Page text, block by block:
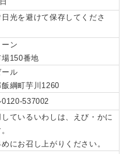
光を避けて保存してくださ
ーン
150番地
ール
綱町芋川1260
537002
ているいわしは、えび・かに
にお召し上がりください。